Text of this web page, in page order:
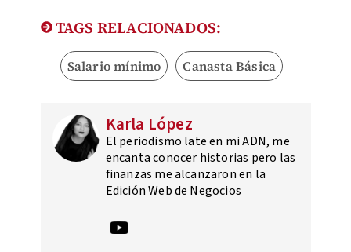
TAGS RELACIONADOS:
Salario mínimo Canasta Básica
Karla López
El periodismo late en mi ADN, me
encanta conocer historias pero las
finanzas me alcanzaron en la
Edición Web de Negocios